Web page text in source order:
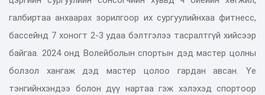
галбиртаа анхаарах зорилгоор их сургуулийнхаа фитнесс,
бассейнд 7 хоногт 2-3 удаа бэлтгэлээ тасралтгүй хийсээр
байгаа. 2024 онд Волейболын спортын дэд мастер цолны
болзол хангаж дэд мастер цолоо гардан авсан. Үе
тэнгийнхэндээ болон дүү нартаа гэж хэлэхэд спортоор